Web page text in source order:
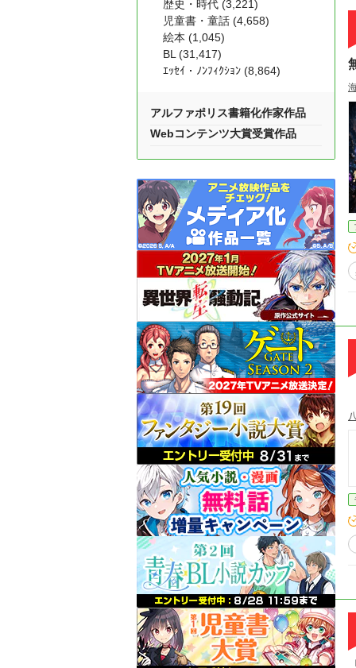
歴史・時代 (3,221)
児童書・童話 (4,658)
絵本 (1,045)
BL (31,417)
ｴｯｾｲ・ﾉﾝﾌｨｸｼｮﾝ (8,864)
アルファポリス書籍化作家作品
Webコンテンツ大賞受賞作品